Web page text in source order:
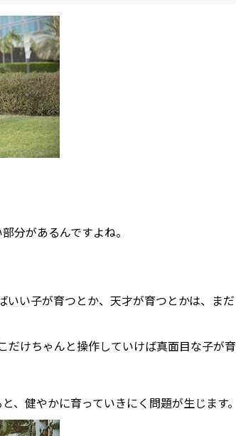
分があるんですよね。
い子が育つとか、天才が育つとかは、まだ
けちゃんと操作していけば真面目な子が育
、健やかに育っていきにく問題が生じます。